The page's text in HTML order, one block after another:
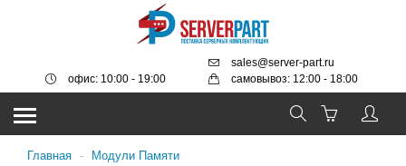
sales@server-part.ru
самовывоз: 12:00 - 18:00
офис: 10:00 - 19:00
Главная - Модули Памяти